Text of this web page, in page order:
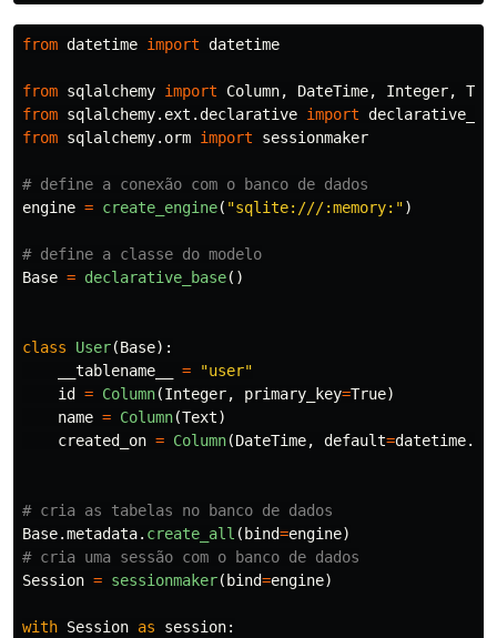
from datetime import datetime
from sqlalchemy import Column, DateTime, Integer,
from sqlalchemy.ext.declarative import
from sqlalchemy.orm import sessionmaker
engine = create_engine( "sqlite:///:memory: ")
Base = declarative_base()
class User(Base):
__tablename__
= "user"
id
= Column(Integer, primary_key=True)
name = Column(Text)
created_on = Column(DateTime, default=datetime.
Base.metadata. create_all ( bind=engine)
Session = sessionmaker( bind=engine)
with Session as session: